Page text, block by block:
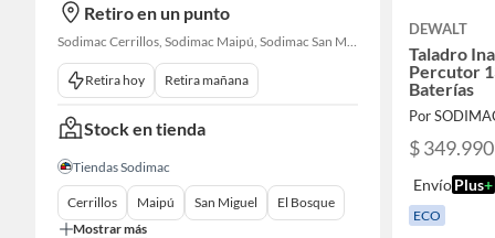
Retiro en un punto
Sodimac Cerrillos, Sodimac Maipú, Sodimac San Miguel, Sodimac El Bosque, Sodimac San Bernardo, Constructor Cantagallo, Sodimac Talagante, Sodimac San Fernando
Retira hoy Retira mañana
Stock en tienda
Tiendas Sodimac
Cerrillos Maipú San Miguel
El Bosque
Mostrar más
DEWALT
Taladro
Percutor
Baterías
Por
$ 349.990
EnvíoPlus+
ECO